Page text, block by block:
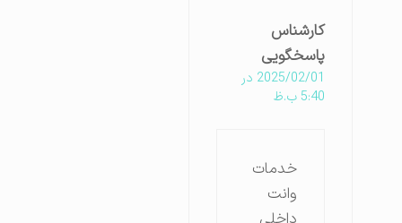
کارشناس
پاسخگویی
2025/02/01 در
خدمات
وانت